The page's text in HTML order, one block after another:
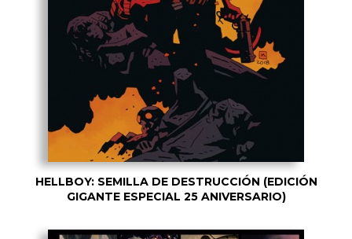
HELLBOY: SEMILLA DE DESTRUCCIÓN (EDICIÓN
GIGANTE ESPECIAL 25 ANIVERSARIO)